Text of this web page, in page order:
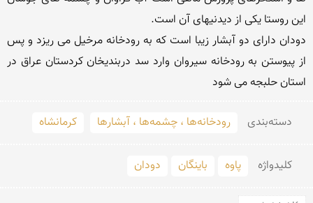
استان حلبجه مى شود
دسته‌بندی رودخانه‌ها ، چشمه‌ها ، آبشارها کرمانشاه
کلید‌واژه پاوه باینگان دودان